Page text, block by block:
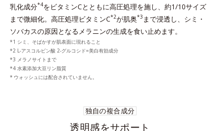
乳化成分*4をビタミンCとともに高圧処理を施し、約1/10サイズ
まで微細化。高圧処理ビタミンC*2が肌奥*3 まで浸透し、シミ・
ソバカスの原因となるメラニンの生成を食い止めます。
シミ、そばかすが肌表面に現れること
L-アスコルビン酸 2-グルコシド=美白有効成分
メラノサイトまで
水素添加大豆リン脂質
ウォッシュには配合されていません。
独自の複合成分
透明感をサポート